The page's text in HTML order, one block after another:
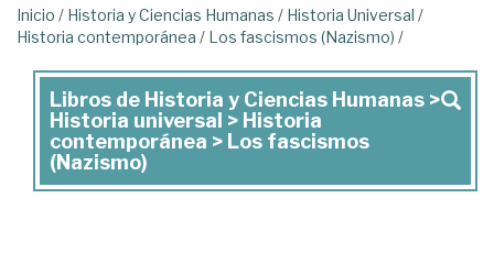
Inicio / Historia y Ciencias Humanas / Historia Universal /
Historia contemporánea / Los fascismos (Nazismo) /
Libros
de
Historia
Libros de Historia y Ciencias Humanas >
Historia universal > Historia
contemporánea > Los fascismos
(Nazismo)